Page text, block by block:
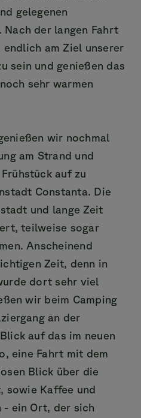
gelegenen
Nach der langen Fahrt
am Ziel unserer
sein und genießen das
sehr warmen
wir nochmal
am Strand und
auf zu
Constanta. Die
und lange Zeit
teilweise sogar
Anscheinend
Zeit, denn in
dort sehr viel
wir beim Camping
an der
auf das im neuen
eine Fahrt mit dem
Blick über die
sowie Kaffee und
- ein Ort, der sich